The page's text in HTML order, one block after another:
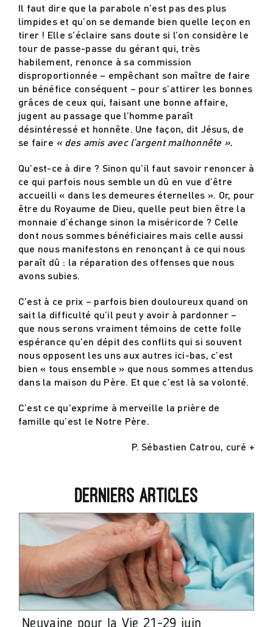
Il faut dire que la parabole n’est pas des plus
limpides et qu’on se demande bien quelle leçon en
tirer ! Elle s’éclaire sans doute si l’on considère le
tour de passe-passe du gérant qui, très
habilement, renonce à sa commission
disproportionnée – empêchant son maître de faire
un bénéfice conséquent – pour s’attirer les bonnes
grâces de ceux qui, faisant une bonne affaire,
jugent au passage que l’homme paraît
désintéressé et honnête. Une façon, dit Jésus, de
se faire « des amis avec l’argent malhonnête ».
Qu’est-ce à dire ? Sinon qu’il faut savoir renoncer à
ce qui parfois nous semble un dû en vue d’être
accueilli « dans les demeures éternelles ». Or, pour
être du Royaume de Dieu, quelle peut bien être la
monnaie d’échange sinon la miséricorde ? Celle
dont nous sommes bénéficiaires mais celle aussi
que nous manifestons en renonçant à ce qui nous
paraît dû : la réparation des offenses que nous
avons subies.
C’est à ce prix – parfois bien douloureux quand on
sait la difficulté qu’il peut y avoir à pardonner –
que nous serons vraiment témoins de cette folle
espérance qu’en dépit des conflits qui si souvent
nous opposent les uns aux autres ici-bas, c’est
bien « tous ensemble » que nous sommes attendus
dans la maison du Père. Et que c’est là sa volonté.
C’est ce qu’exprime à merveille la prière de
famille qu’est le Notre Père.
P. Sébastien Catrou, curé +
Derniers articles
Neuvaine pour la Vie 21-29 juin